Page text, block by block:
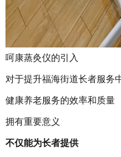
呵康蒸灸仪的引入
对于提升福海街道长者服务
健康养老服务的效率和质量
拥有重要意义
不仅能为长者提供